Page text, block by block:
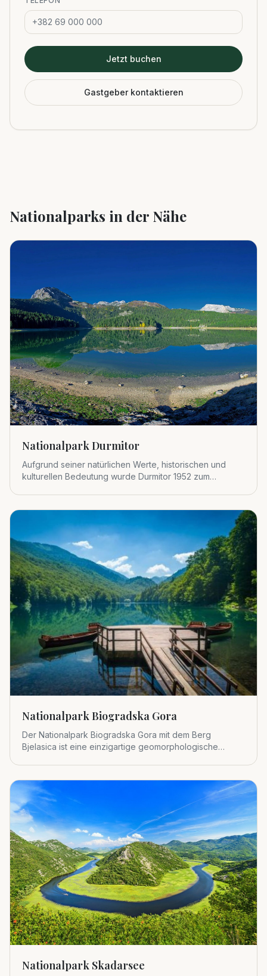
Jetzt buchen
Gastgeber kontaktieren
Nationalparks in der Nähe
Nationalpark Durmitor
Aufgrund seiner natürlichen Werte, historischen und
kulturellen Bedeutung wurde Durmitor 1952 zum
Nationalpark Biogradska Gora
Der Nationalpark Biogradska Gora mit dem Berg
Bjelasica ist eine einzigartige geomorphologische
Nationalpark Skadarsee